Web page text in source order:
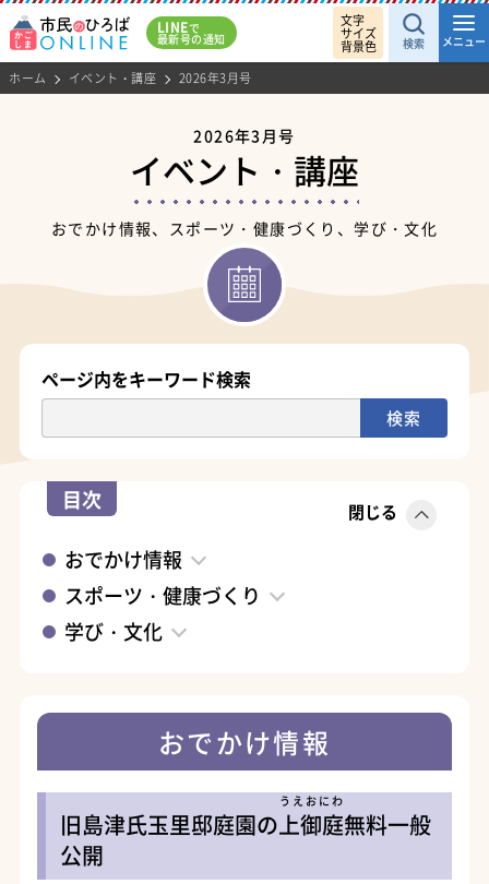
LINEで
最新号の通知
文字
サイズ
背景色 検索 メニュー
ホーム イベント・講座 2026年3月号
2026年3月号
イベント・講座
おでかけ情報、スポーツ・健康づくり、学び・文化
ページ内をキーワード検索
目次 閉じる
おでかけ情報
スポーツ・健康づくり
学び・文化
おでかけ情報
旧島津氏玉里邸庭園の上御庭
うえおにわ
無料一般
公開